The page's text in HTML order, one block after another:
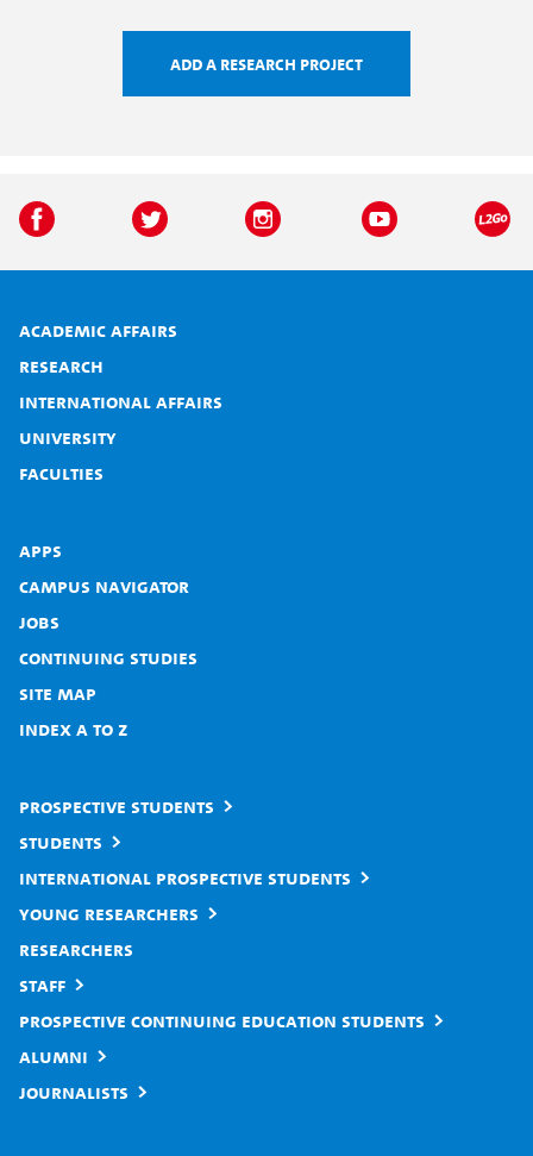
Add a research project
Academic affairs
Research
International affairs
University
Faculties
Apps
Campus Navigator
Jobs
Continuing studies
Site map
Index A to Z
Prospective students
Students
International prospective students
Young researchers
Researchers
Staff
Prospective continuing education students
Alumni
Journalists